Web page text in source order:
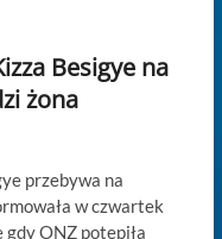
Besigye na
żona
przebywa na
w czwartek
gdy ONZ potępiła